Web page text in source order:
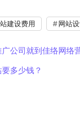
建设费用 网站
公司就到佳络网络
多少钱？